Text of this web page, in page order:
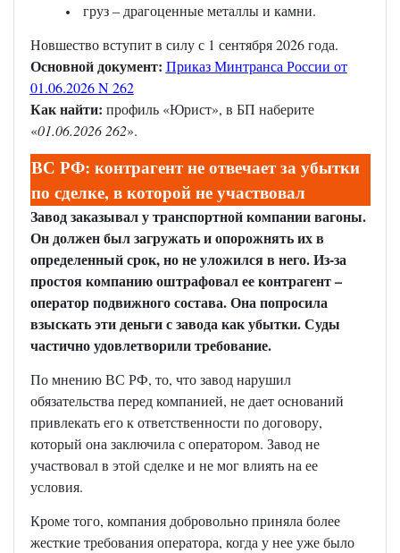
груз – драгоценные металлы и камни.
Новшество вступит в силу с 1 сентября 2026 года.
Основной документ: Приказ Минтранса России от
01.06.2026 N 262
Как найти: профиль «Юрист», в БП наберите
«01.06.2026 262».
ВС РФ: контрагент не отвечает за убытки
по сделке, в которой не участвовал
Завод заказывал у транспортной компании вагоны.
Он должен был загружать и опорожнять их в
определенный срок, но не уложился в него. Из-за
простоя компанию оштрафовал ее контрагент –
оператор подвижного состава. Она попросила
взыскать эти деньги с завода как убытки. Суды
частично удовлетворили требование.
По мнению ВС РФ, то, что завод нарушил
обязательства перед компанией, не дает оснований
привлекать его к ответственности по договору,
который она заключила с оператором. Завод не
участвовал в этой сделке и не мог влиять на ее
условия.
Кроме того, компания добровольно приняла более
жесткие требования оператора, когда у нее уже было